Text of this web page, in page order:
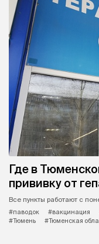
Где в
прививку от
Все пункты работают с
#паводок
#вакцинация
#Тюмень
#Тюменская